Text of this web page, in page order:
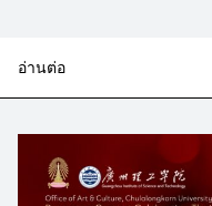
อ่านต่อ